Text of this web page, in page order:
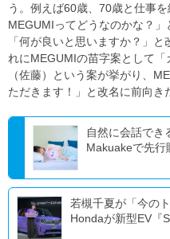
う。例えば60歳、70歳と仕事
MEGUMIってどうなのかな？」
「何が良いと思いますか？」
れにMEGUMIの苗字案として「
（佐藤）という案が挙がり、
ただきます！」と改名に前向き
自然に会話でき
Makuakeで先行
若槻千夏が「今の
Hondaが新型EV『